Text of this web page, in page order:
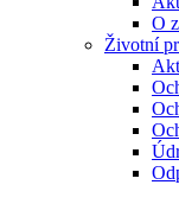
O
Životní